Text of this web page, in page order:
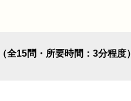
全15問・所要時間：3分程度）